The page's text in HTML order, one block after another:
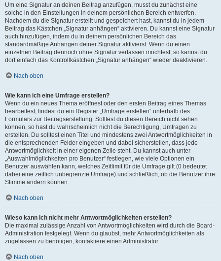
Um eine Signatur an deinen Beitrag anzufügen, musst du zunächst eine
solche in den Einstellungen in deinem persönlichen Bereich entwerfen.
Nachdem du die Signatur erstellt und gespeichert hast, kannst du in jedem
Beitrag das Kästchen „Signatur anhängen“ aktivieren. Du kannst eine Signatur
auch hinzufügen, indem du in deinem persönlichen Bereich das
standardmäßige Anhängen deiner Signatur aktivierst. Wenn du einen
einzelnen Beitrag dennoch ohne Signatur verfassen möchtest, so kannst du
dort einfach das Kontrollkästchen „Signatur anhängen“ wieder deaktivieren.
Nach oben
Wie kann ich eine Umfrage erstellen?
Wenn du ein neues Thema eröffnest oder den ersten Beitrag eines Themas
bearbeitest, findest du ein Register „Umfrage erstellen“ unterhalb des
Formulars zur Beitragserstellung. Solltest du diesen Bereich nicht sehen
können, so hast du wahrscheinlich nicht die Berechtigung, Umfragen zu
erstellen. Du solltest einen Titel und mindestens zwei Antwortmöglichkeiten in
die entsprechenden Felder eingeben und dabei sicherstellen, dass jede
Antwortmöglichkeit in einer eigenen Zeile steht. Du kannst auch unter
„Auswahlmöglichkeiten pro Benutzer“ festlegen, wie viele Optionen ein
Benutzer auswählen kann, welches Zeitlimit für die Umfrage gilt (0 bedeutet
dabei eine zeitlich unbegrenzte Umfrage) und schließlich, ob die Benutzer ihre
Stimme ändern können.
Nach oben
Wieso kann ich nicht mehr Antwortmöglichkeiten erstellen?
Die maximal zulässige Anzahl von Antwortmöglichkeiten wird durch die Board-
Administration festgelegt. Wenn du glaubst, mehr Antwortmöglichkeiten als
zugelassen zu benötigen, kontaktiere einen Administrator.
Nach oben